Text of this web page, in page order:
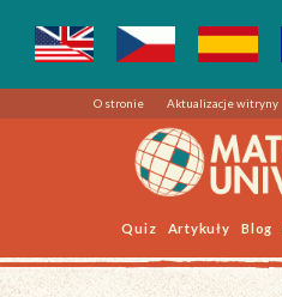
O stronie Aktualizacje witryny
Quiz Artykuły Blog